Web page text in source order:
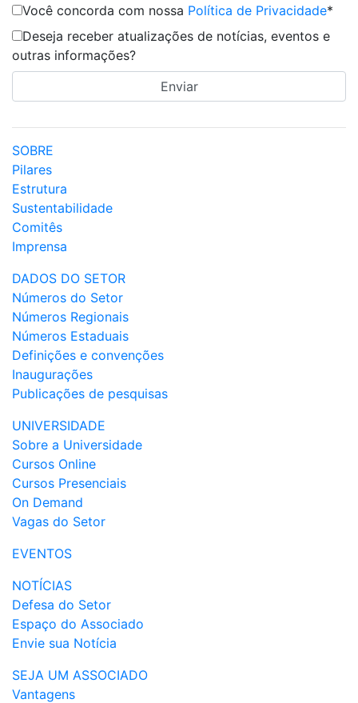
Você concorda com nossa Política de Privacidade*
Deseja receber atualizações de notícias, eventos e
outras informações?
SOBRE
Pilares
Estrutura
Sustentabilidade
Comitês
Imprensa
DADOS DO SETOR
Números do Setor
Números Regionais
Números Estaduais
Definições e convenções
Inaugurações
Publicações de pesquisas
UNIVERSIDADE
Sobre a Universidade
Cursos Online
Cursos Presenciais
On Demand
Vagas do Setor
EVENTOS
NOTÍCIAS
Defesa do Setor
Espaço do Associado
Envie sua Notícia
SEJA UM ASSOCIADO
Vantagens